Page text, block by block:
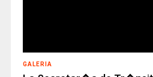
GALERIA